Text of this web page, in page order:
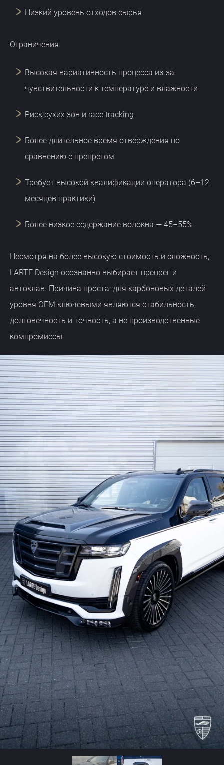
Низкий уровень отходов сырья
Ограничения
Высокая вариативность процесса из-за
чувствительности к температуре и влажности
Риск сухих зон и race tracking
Более длительное время отверждения по
сравнению с препрегом
Требует высокой квалификации оператора (6–12
месяцев практики)
Более низкое содержание волокна — 45–55%
Несмотря на более высокую стоимость и сложность,
LARTE Design осознанно выбирает препрег и
автоклав. Причина проста: для карбоновых деталей
уровня OEM ключевыми являются стабильность,
долговечность и точность, а не производственные
компромиссы.